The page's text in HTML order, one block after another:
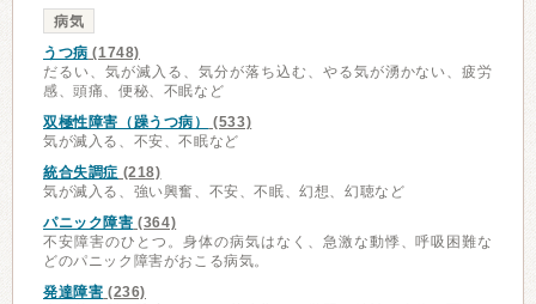
病気
うつ病 (1748)
だるい、気が滅入る、気分が落ち込む、やる気が湧かない、疲労
感、頭痛、便秘、不眠など
双極性障害（躁うつ病）
(533)
気が滅入る、不安、不眠など
統合失調症 (218)
気が滅入る、強い興奮、不安、不眠、幻想、幻聴など
パニック障害 (364)
不安障害のひとつ。身体の病気はなく、急激な動悸、呼吸困難な
どのパニック障害がおこる病気。
発達障害 (236)